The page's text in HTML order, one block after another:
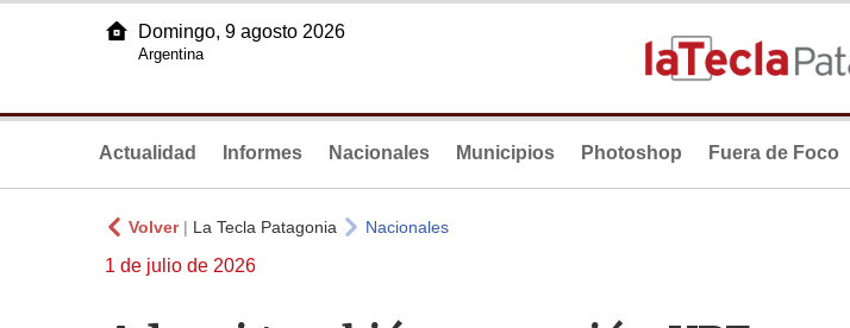
Domingo, 9 agosto 2026
Argentina
Actualidad Informes Nacionales Municipios Photoshop Fuera de Foco
Volver| La Tecla Patagonia Nacionales
1 de julio de 2026